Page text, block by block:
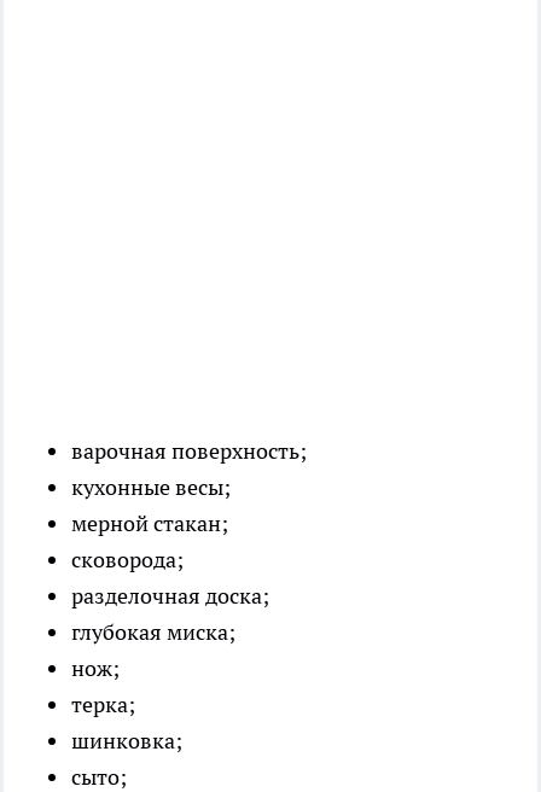
варочная поверхность;
кухонные весы;
мерной стакан;
сковорода;
разделочная доска;
глубокая миска;
нож;
терка;
шинковка;
сыто;